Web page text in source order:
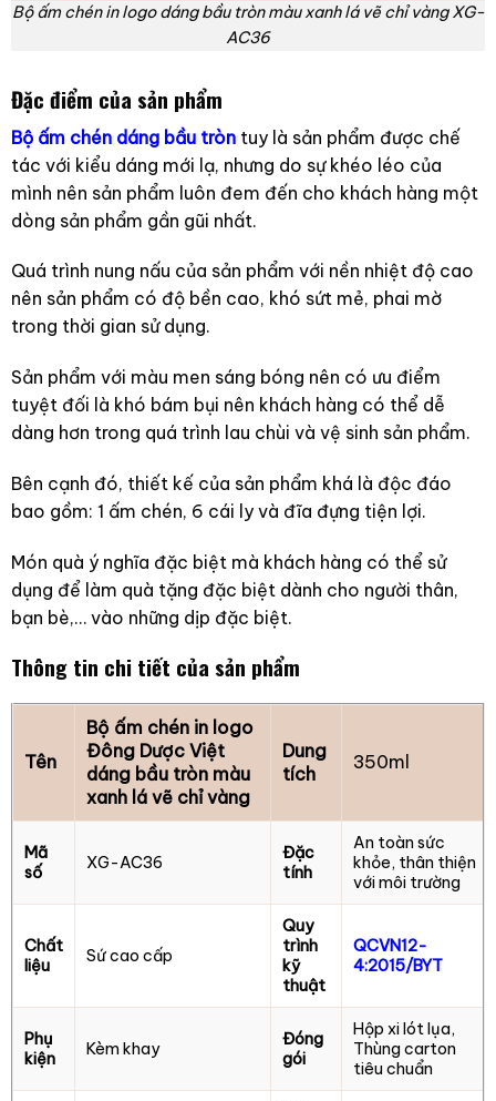
Bộ ấm chén in logo dáng bầu tròn màu xanh lá vẽ chỉ vàng XG-
AC36
Đặc điểm của sản phẩm
Bộ ấm chén dáng bầu tròn tuy là sản phẩm được chế
tác với kiểu dáng mới lạ, nhưng do sự khéo léo của
mình nên sản phẩm luôn đem đến cho khách hàng một
dòng sản phẩm gần gũi nhất.
Quá trình nung nấu của sản phẩm với nền nhiệt độ cao
nên sản phẩm có độ bền cao, khó sứt mẻ, phai mờ
trong thời gian sử dụng.
Sản phẩm với màu men sáng bóng nên có ưu điểm
tuyệt đối là khó bám bụi nên khách hàng có thể dễ
dàng hơn trong quá trình lau chùi và vệ sinh sản phẩm.
Bên cạnh đó, thiết kế của sản phẩm khá là độc đáo
bao gồm: 1 ấm chén, 6 cái ly và đĩa đựng tiện lợi.
Món quà ý nghĩa đặc biệt mà khách hàng có thể sử
dụng để làm quà tặng đặc biệt dành cho người thân,
bạn bè,… vào những dịp đặc biệt.
Thông tin chi tiết của sản phẩm
Tên
Bộ ấm chén in logo
Đông Dược Việt
dáng bầu tròn màu
xanh lá vẽ chỉ vàng
Dung
tích
350ml
Mã
số
XG-AC36
Đặc
tính
An toàn sức
khỏe, thân thiện
với môi trường
Chất
liệu
Sứ cao cấp
Quy
trình
kỹ
thuật
QCVN12-
4:2015/BYT
Phụ
kiện
Kèm khay
Đóng
gói
Hộp xi lót lụa,
Thùng carton
tiêu chuẩn